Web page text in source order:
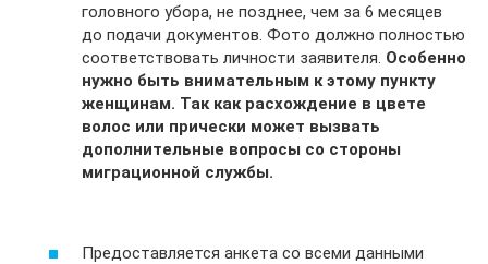
головного убора, не позднее, чем за 6 месяцев
до подачи документов. Фото должно полностью
соответствовать личности заявителя. Особенно
нужно быть внимательным к этому пункту
женщинам. Так как расхождение в цвете
волос или прически может вызвать
дополнительные вопросы со стороны
миграционной службы.
Предоставляется анкета со всеми данными